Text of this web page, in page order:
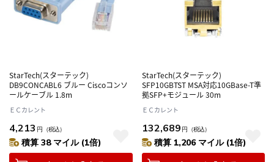
StarTech(スターテック)
DB9CONCABL6 ブルー Ciscoコンソ
ールケーブル 1.8m
ＥＣカレント
4,213 円 （税込）
積算 38 マイル (1倍)
StarTech(スターテック)
SFP10GBTST MSA対応10GBase-T準
拠SFP+モジュール 30m
ＥＣカレント
132,689 円 （税込）
積算 1,206 マイル (1倍)